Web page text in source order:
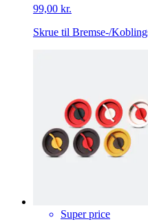
99,00 kr.
Skrue til Bremse-/
Super price